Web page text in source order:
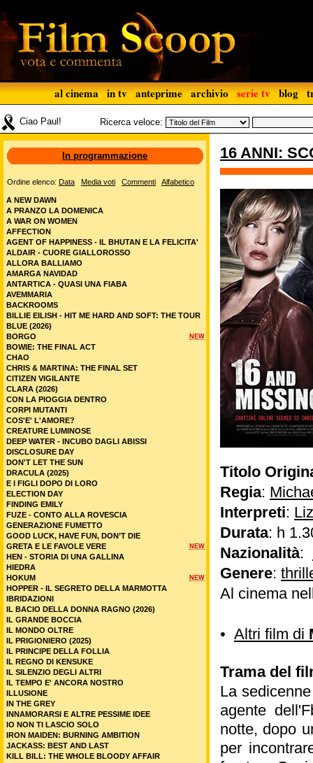
al cinema in tv anteprime archivio serie tv blog
Ciao Paul! Ricerca veloce:
16 ANNI:
Titolo
Regia:
Interpreti:
Durata: h
Nazionalità:
Genere:
Al cinema
• Altri film di
Trama del
La
agente
notte, dopo
per
In programmazione
Ordine elenco: Data Media voti Commenti Alfabetico
A NEW DAWN
A PRANZO LA DOMENICA
A WAR ON WOMEN
AFFECTION
AGENT OF HAPPINESS - IL BHUTAN E LA FELICITA'
ALDAIR - CUORE GIALLOROSSO
ALLORA BALLIAMO
AMARGA NAVIDAD
ANTARTICA - QUASI UNA FIABA
AVEMMARIA
BACKROOMS
BILLIE EILISH - HIT ME HARD AND SOFT: THE TOUR
BLUE (2026)
NEW
BORGO
BOWIE: THE FINAL ACT
CHAO
CHRIS & MARTINA: THE FINAL SET
CITIZEN VIGILANTE
CLARA (2026)
CON LA PIOGGIA DENTRO
CORPI MUTANTI
COS'E' L'AMORE?
CREATURE LUMINOSE
DEEP WATER - INCUBO DAGLI ABISSI
DISCLOSURE DAY
DON'T LET THE SUN
DRACULA (2025)
E I FIGLI DOPO DI LORO
ELECTION DAY
FINDING EMILY
FUZE - CONTO ALLA ROVESCIA
GENERAZIONE FUMETTO
GOOD LUCK, HAVE FUN, DON’T DIE
NEW
GRETA E LE FAVOLE VERE
HEN - STORIA DI UNA GALLINA
HIEDRA
NEW
HOKUM
HOPPER - IL SEGRETO DELLA MARMOTTA
IBRIDAZIONI
IL BACIO DELLA DONNA RAGNO (2026)
IL GRANDE BOCCIA
IL MONDO OLTRE
IL PRIGIONIERO (2025)
IL PRINCIPE DELLA FOLLIA
IL REGNO DI KENSUKE
IL SILENZIO DEGLI ALTRI
IL TEMPO E' ANCORA NOSTRO
ILLUSIONE
IN THE GREY
INNAMORARSI E ALTRE PESSIME IDEE
IO NON TI LASCIO SOLO
IRON MAIDEN: BURNING AMBITION
JACKASS: BEST AND LAST
KILL BILL: THE WHOLE BLOODY AFFAIR